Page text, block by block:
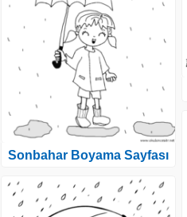
Sonbahar Boyama Sayfası